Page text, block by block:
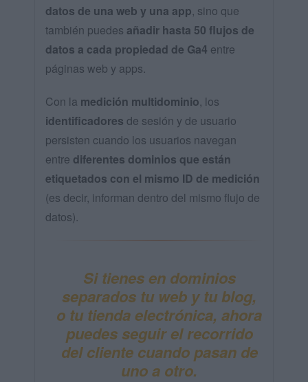
datos de una web y una app, sino que
también puedes añadir hasta 50 flujos de
datos a cada propiedad de Ga4 entre
páginas web y apps.
Con la medición multidominio, los
identificadores de sesión y de usuario
persisten cuando los usuarios navegan
entre diferentes dominios que están
etiquetados con el mismo ID de medición
(es decir, informan dentro del mismo flujo de
datos).
Si tienes en dominios
separados tu web y tu blog,
o tu tienda electrónica, ahora
puedes seguir el recorrido
del clientecuando pasan de
uno a otro.